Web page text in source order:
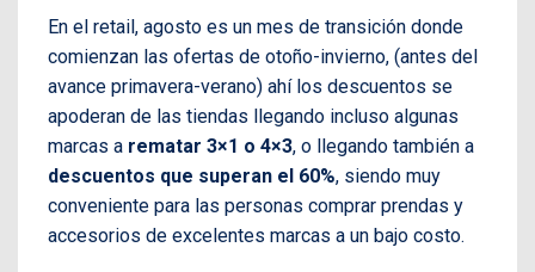
En el retail, agosto es un mes de transición donde
comienzan las ofertas de otoño-invierno, (antes del
avance primavera-verano) ahí los descuentos se
apoderan de las tiendas llegando incluso algunas
marcas a rematar 3×1 o 4×3, o llegando también a
descuentos que superan el 60%, siendo muy
conveniente para las personas comprar prendas y
accesorios de excelentes marcas a un bajo costo.